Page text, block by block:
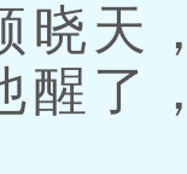
晓天
醒了